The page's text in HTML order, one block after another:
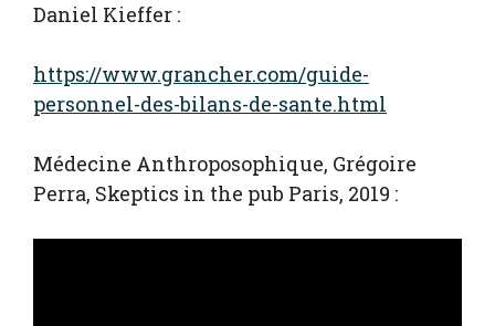
Daniel Kieffer :
https://www.grancher.com/guide-
personnel-des-bilans-de-sante.html
Médecine Anthroposophique, Grégoire
Perra, Skeptics in the pub Paris, 2019 :